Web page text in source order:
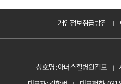
개인정보취급방침 |
상호명 : 아너스힐병원김포 |